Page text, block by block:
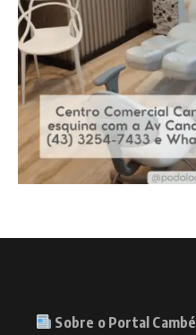
Sobre o Portal Cambé